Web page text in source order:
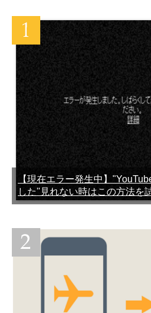
【現在エラー発生中】
した"見れない時はこの方法を